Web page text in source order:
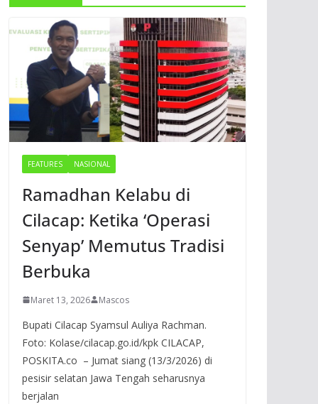
FEATURES NASIONAL
Ramadhan Kelabu di
Cilacap: Ketika ‘Operasi
Senyap’ Memutus Tradisi
Berbuka
Maret 13, 2026 Mascos
Bupati Cilacap Syamsul Auliya Rachman.
Foto: Kolase/cilacap.go.id/kpk CILACAP,
POSKITA.co – Jumat siang (13/3/2026) di
pesisir selatan Jawa Tengah seharusnya
berjalan